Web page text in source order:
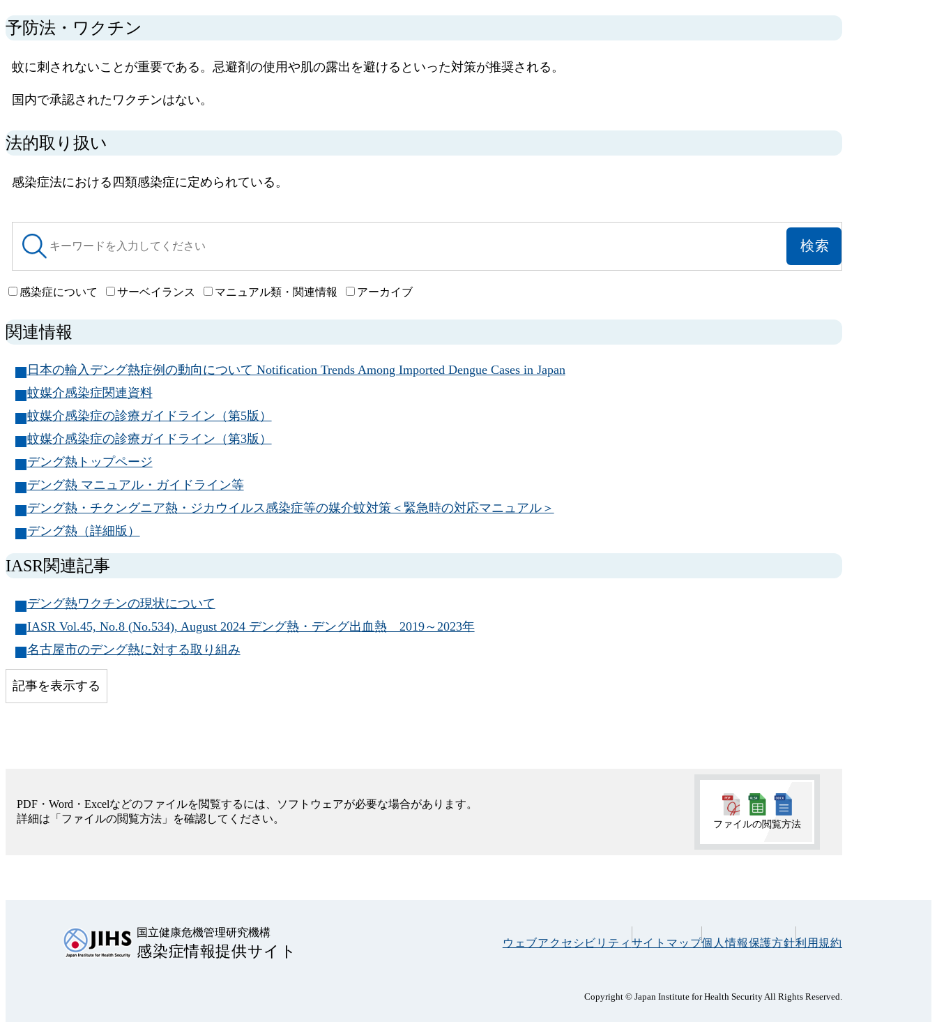
予防法・ワクチン
蚊に刺されないことが重要である。忌避剤の使用や肌の露出を避けるといった対策が推奨される。
国内で承認されたワクチンはない。
法的取り扱い
感染症法における四類感染症に定められている。
ト
内
検感染症について サーベイランス マニュアル類・関連情報 アーカイブ
関連情報
日本の輸入デング熱症例の動向について Notification Trends Among Imported Dengue Cases in Japan
蚊媒介感染症関連資料
蚊媒介感染症の診療ガイドライン（第5版）
蚊媒介感染症の診療ガイドライン（第3版）
デング熱トップページ
デング熱 マニュアル・ガイドライン等
デング熱・チクングニア熱・ジカウイルス感染症等の媒介蚊対策＜緊急時の対応マニュアル＞
デング熱（詳細版）
IASR関連記事
デング熱ワクチンの現状について
IASR Vol.45, No.8 (No.534), August 2024 デング熱・デング出血熱 2019～2023年
名古屋市のデング熱に対する取り組み
記事を表示する
PDF・Word・Excelなどのファイルを閲覧するには、ソフトウェアが必要な場合があります。
詳細は「ファイルの閲覧方法」を確認してください。
ファイルの閲覧方法
国立健康危機管理研究機構
感染症情報提供サイト ウェブアクセシビリティ サイトマップ個人情報保護方針利用規約
Copyright © Japan Institute for Health Security All Rights Reserved.